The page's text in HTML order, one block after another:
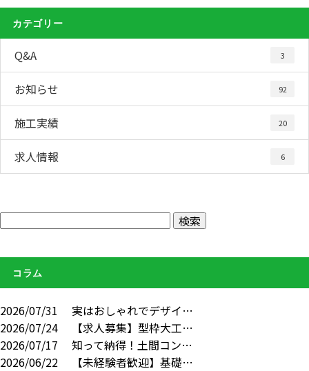
カテゴリー
Q&A 3
お知らせ 92
施工実績 20
求人情報 6
コラム
2026/07/31
実はおしゃれでデザイ…
2026/07/24
【求人募集】型枠大工…
2026/07/17
知って納得！土間コン…
2026/06/22
【未経験者歓迎】基礎…